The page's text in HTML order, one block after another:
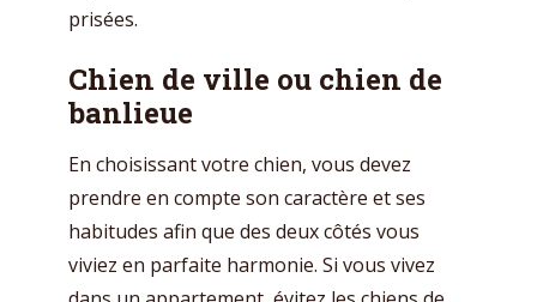
prisées.
Chien de ville ou chien de
banlieue
En choisissant votre chien, vous devez
prendre en compte son caractère et ses
habitudes afin que des deux côtés vous
viviez en parfaite harmonie. Si vous vivez